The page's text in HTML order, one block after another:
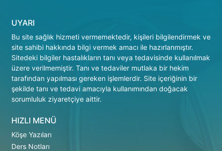
UYARI
Bu site sağlık hizmeti vermemektedir, kişileri bilgilendirmek ve
site sahibi hakkında bilgi vermek amacı ile hazırlanmıştır.
Sitedeki bilgiler hastalıkların tanı veya tedavisinde kullanılmak
üzere verilmemiştir. Tanı ve tedaviler mutlaka bir hekim
tarafından yapılması gereken işlemlerdir. Site içeriğinin bir
şekilde tanı ve tedavi amacıyla kullanımından doğacak
sorumluluk ziyaretçiye aittir.
HIZLI MENÜ
Köşe Yazıları
Ders Notları